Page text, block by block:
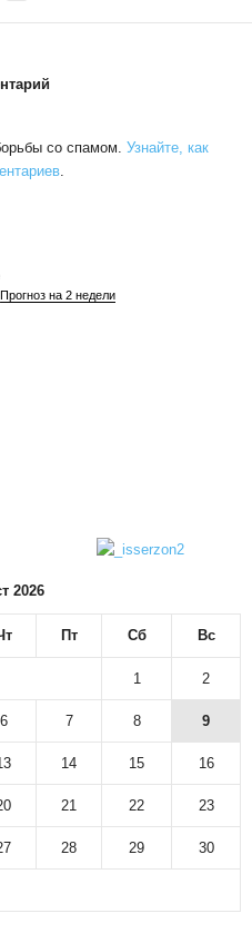
со спамом. Узнайте, как
Прогноз на 2 недели
2026
Пт Сб Вс
1 2
6 7 8 9
14 15 16
21 22 23
28 29 30